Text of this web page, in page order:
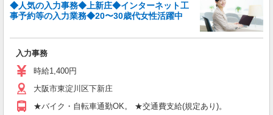
◆人気の入力事務◆上新庄◆インターネット工
事予約等の入力業務◆20〜30歳代女性活躍中
入力事務
時給1,400円
大阪市東淀川区下新庄
★バイク・自転車通勤OK。 ★交通費支給(規定あり)。